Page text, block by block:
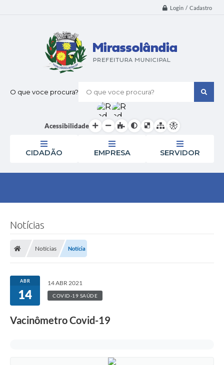
Login / Cadastro
O que voce procura?
Acessibilidade
CIDADÃO EMPRESA SERVIDOR
Notícias
Notícias Notícia
ABR
14
14 ABR 2021
COVID-19 SAÚDE
Vacinômetro Covid-19